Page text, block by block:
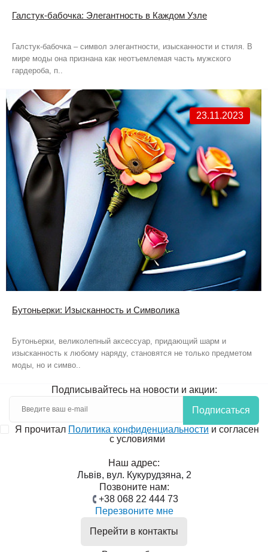
Галстук-бабочка: Элегантность в Каждом Узле
Галстук-бабочка – символ элегантности, изысканности и стиля. В
мире моды она признана как неотъемлемая часть мужского
гардероба, п..
23.11.2023
Бутоньерки: Изысканность и Символика
Бутоньерки, великолепный аксессуар, придающий шарм и
изысканность к любому наряду, становятся не только предметом
моды, но и симво..
Подписывайтесь на новости и акции:
Подписаться
Я прочитал Политика конфиденциальности и согласен
с условиями
Наш адрес:
Львів, вул. Кукурудзяна, 2
Позвоните нам:
+38 068 22 444 73
Перезвоните мне
Перейти в контакты